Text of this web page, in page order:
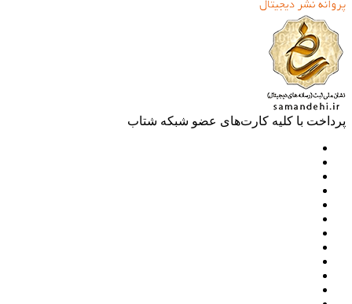
با کلیه کارت‌های عضو شبکه شتاب